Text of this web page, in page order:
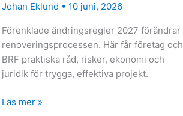
Johan Eklund • 10 juni, 2026
Förenklade ändringsregler 2027 förändrar
renoveringsprocessen. Här får företag och
BRF praktiska råd, risker, ekonomi och
juridik för trygga, effektiva projekt.
Läs mer »